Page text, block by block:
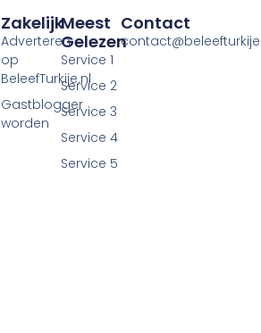
Meest
Gelezen
Service 1
Service 2
Service 3
Service 4
Service 5
Zakelijk
Adverteren
op
BeleefTurkije.nl
Gastblogger
worden
Contact